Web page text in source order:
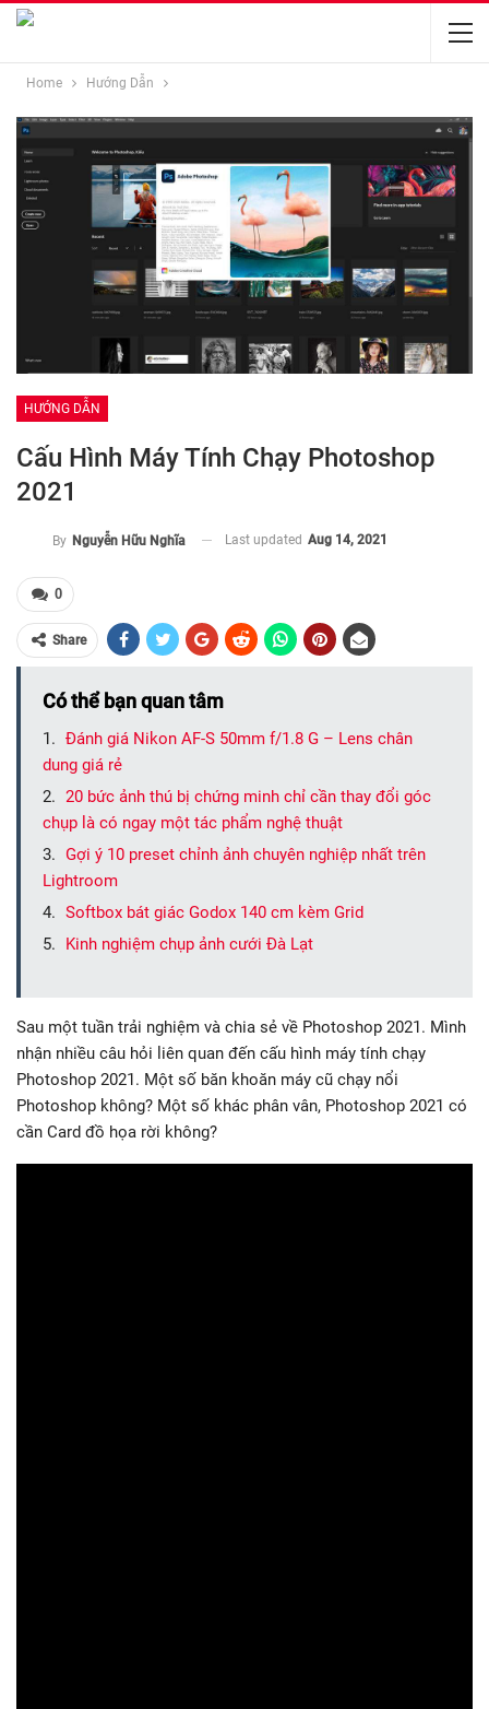
Home Hướng Dẫn
HƯỚNG DẪN
Cấu Hình Máy Tính Chạy Photoshop
2021
By Nguyễn Hữu Nghĩa Last updated Aug 14, 2021
0
Share
Có thể bạn quan tâm
Đánh giá Nikon AF-S 50mm f/1.8 G – Lens chân
dung giá rẻ
20 bức ảnh thú bị chứng minh chỉ cần thay đổi góc
chụp là có ngay một tác phẩm nghệ thuật
Gợi ý 10 preset chỉnh ảnh chuyên nghiệp nhất trên
Lightroom
Softbox bát giác Godox 140 cm kèm Grid
Kinh nghiệm chụp ảnh cưới Đà Lạt
Sau một tuần trải nghiệm và chia sẻ về Photoshop 2021. Mình
nhận nhiều câu hỏi liên quan đến cấu hình máy tính chạy
Photoshop 2021. Một số băn khoăn máy cũ chạy nổi
Photoshop không? Một số khác phân vân, Photoshop 2021 có
cần Card đồ họa rời không?